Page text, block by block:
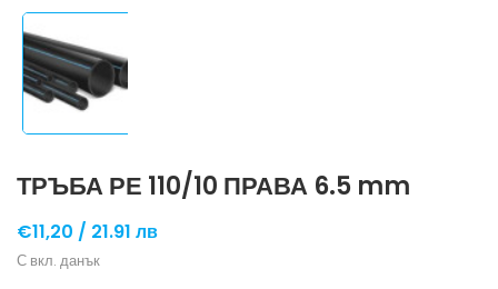
ТРЪБА РЕ 110/10 ПРАВА 6.5 mm
€11,20 / 21.91 лв
С вкл. данък